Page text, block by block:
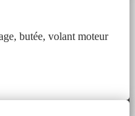
butée, volant moteur